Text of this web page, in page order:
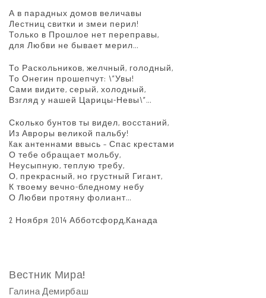
А в парадных домов величавы
Лестниц свитки и змеи перил!
Только в Прошлое нет переправы,
для Любви не бывает мерил…
То Раскольников, желчный, голодный,
То Онегин прошепчут: \”Увы!
Сами видите, серый, холодный,
Взгляд у нашей Царицы-Невы\”…
Сколько бунтов ты видел, восстаний,
Из Авроры великой пальбу!
Kак антеннами ввысь – Спас крестами
О тебе обращает мольбу,
Неусыпную, теплую требу,
О, прекрасный, но грустный Гигант,
К твоему вечно-бледному небу
О Любви протяну фолиант…
2 Ноября 2014 Абботсфорд,Канада
Вестник Мира!
Галина Демирбаш